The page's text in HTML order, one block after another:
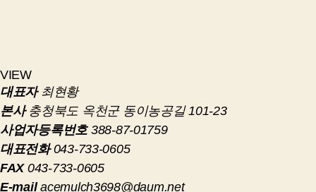
VIEW
대표자 최현황
본사 충청북도 옥천군 동이농공길 101-23
사업자등록번호 388-87-01759
대표전화 043-733-0605
FAX 043-733-0605
E-mail acemulch3698@daum.net